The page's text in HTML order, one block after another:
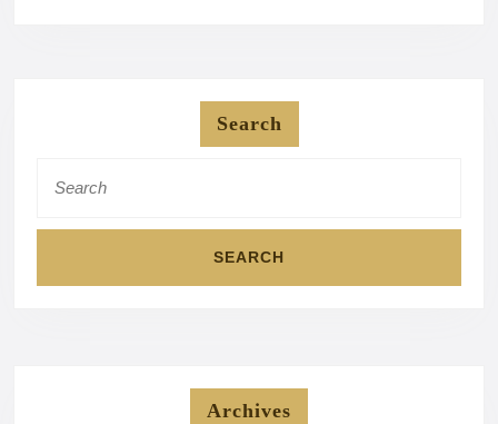
Search
for:
Archives